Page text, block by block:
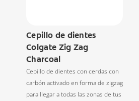
Cepillo de dientes
Colgate Zig Zag
Charcoal
Cepillo de dientes con cerdas con
carbón activado en forma de zigzag
para llegar a todas las zonas de tus